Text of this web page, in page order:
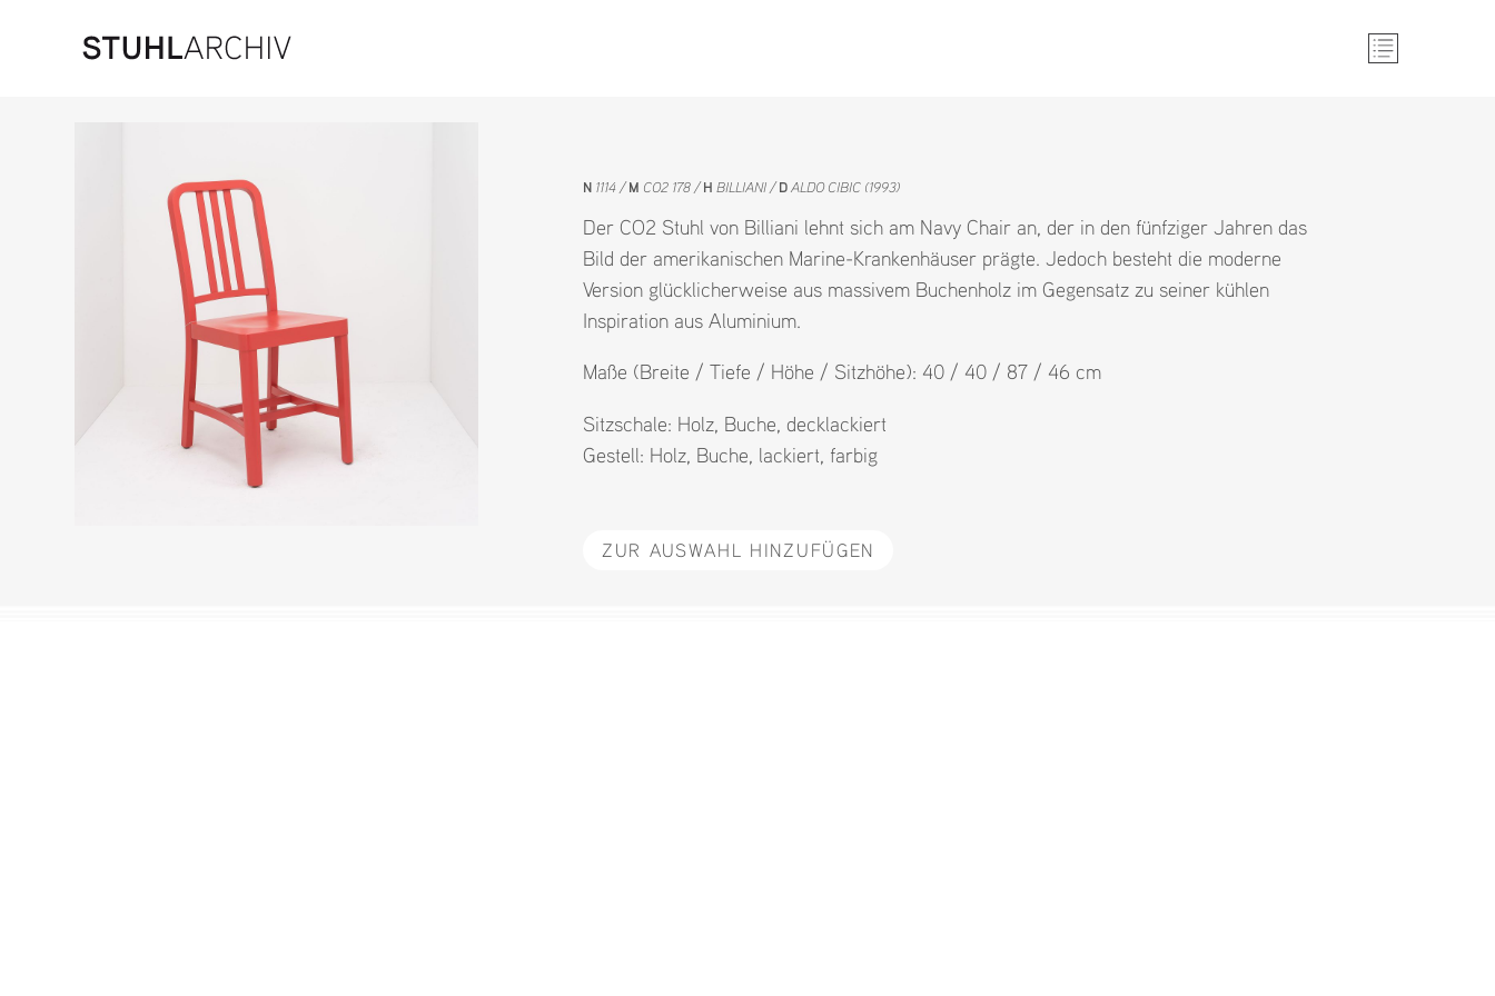
N 1114 M CO2 178 H BILLIANI DALDO CIBIC (1993)
Der CO2 Stuhl von Billiani lehnt sich am Navy Chair an, der in den fünfziger Jahren das
Bild der amerikanischen Marine-Krankenhäuser prägte. Jedoch besteht die moderne
Version glücklicherweise aus massivem Buchenholz im Gegensatz zu seiner kühlen
Inspiration aus Aluminium.
Maße (Breite / Tiefe / Höhe / Sitzhöhe): 40 / 40 / 87 / 46 cm
Sitzschale: Holz Buche decklackiert
Gestell: Holz Buche lackiert farbig